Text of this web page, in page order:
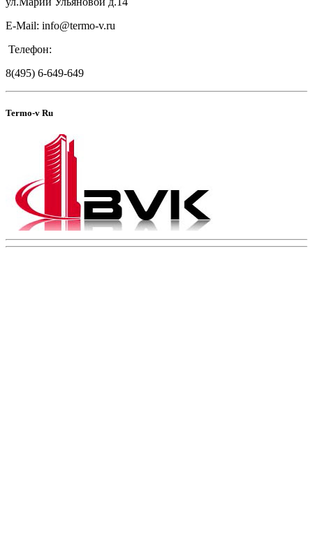
E-Mail: info@termo-v.ru
Телефон:
8(495) 6-649-649
Termo-v Ru